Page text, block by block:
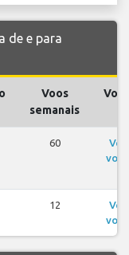
de e para
Voos
semanais
60
Ver
voos
12
Ver
voos